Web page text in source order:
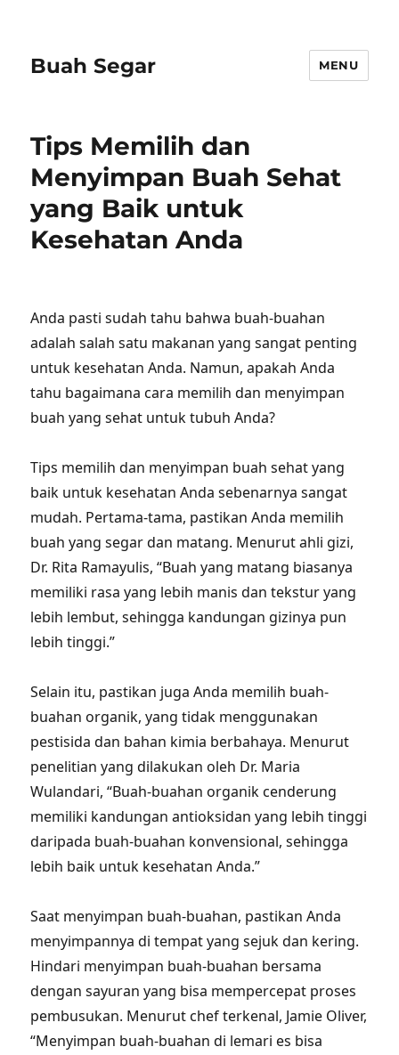
Buah Segar MENU
Tips Memilih dan
Menyimpan Buah Sehat
yang Baik untuk
Kesehatan Anda
Anda pasti sudah tahu bahwa buah-buahan
adalah salah satu makanan yang sangat penting
untuk kesehatan Anda. Namun, apakah Anda
tahu bagaimana cara memilih dan menyimpan
buah yang sehat untuk tubuh Anda?
Tips memilih dan menyimpan buah sehat yang
baik untuk kesehatan Anda sebenarnya sangat
mudah. Pertama-tama, pastikan Anda memilih
buah yang segar dan matang. Menurut ahli gizi,
Dr. Rita Ramayulis, “Buah yang matang biasanya
memiliki rasa yang lebih manis dan tekstur yang
lebih lembut, sehingga kandungan gizinya pun
lebih tinggi.”
Selain itu, pastikan juga Anda memilih buah-
buahan organik, yang tidak menggunakan
pestisida dan bahan kimia berbahaya. Menurut
penelitian yang dilakukan oleh Dr. Maria
Wulandari, “Buah-buahan organik cenderung
memiliki kandungan antioksidan yang lebih tinggi
daripada buah-buahan konvensional, sehingga
lebih baik untuk kesehatan Anda.”
Saat menyimpan buah-buahan, pastikan Anda
menyimpannya di tempat yang sejuk dan kering.
Hindari menyimpan buah-buahan bersama
dengan sayuran yang bisa mempercepat proses
pembusukan. Menurut chef terkenal, Jamie Oliver,
“Menyimpan buah-buahan di lemari es bisa